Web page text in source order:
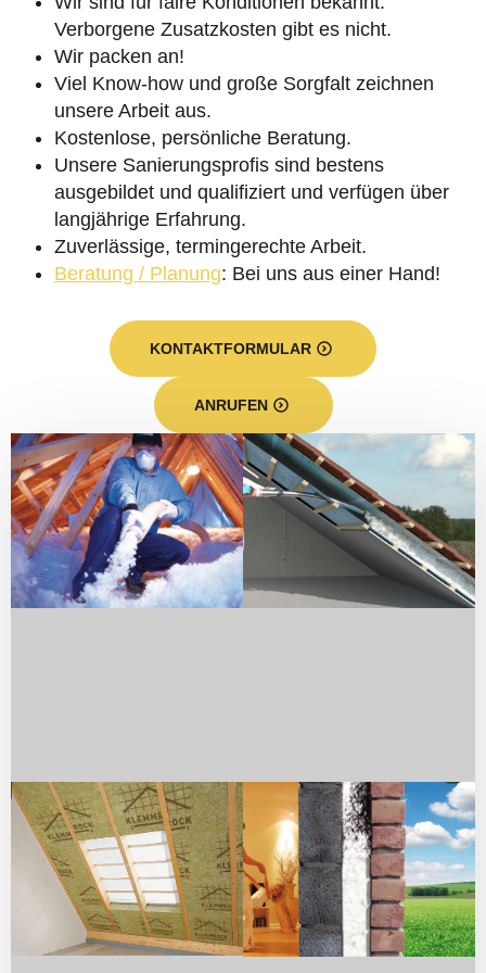
Verborgene Zusatzkosten gibt es nicht.
Wir packen an!
Viel Know-how und große Sorgfalt zeichnen
unsere Arbeit aus.
Kostenlose, persönliche Beratung.
Unsere Sanierungsprofis sind bestens
ausgebildet und qualifiziert und verfügen über
langjährige Erfahrung.
Zuverlässige, termingerechte Arbeit.
Beratung / Planung: Bei uns aus einer Hand!
KONTAKTFORMULAR
ANRUFEN